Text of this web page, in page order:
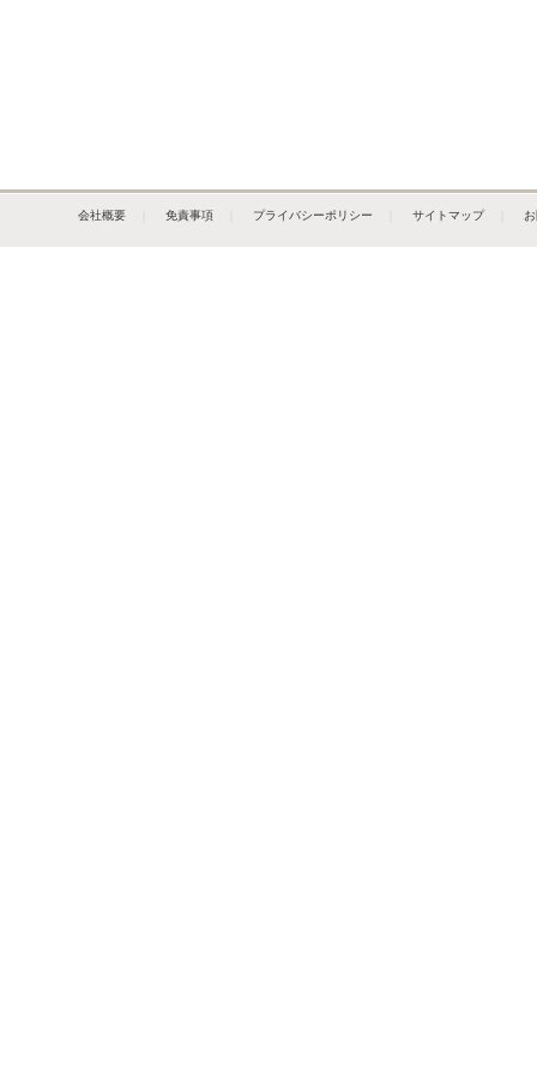
会社概要 免責事項 プライバシーポリシー サイトマップ｜